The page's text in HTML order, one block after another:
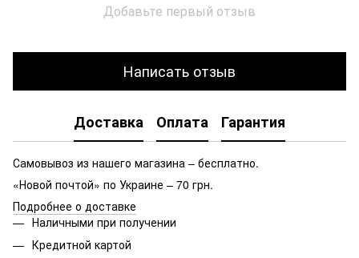
Добавьте первый отзыв
Написать отзыв
Доставка Оплата Гарантия
Самовывоз из нашего магазина – бесплатно.
«Новой почтой» по Украине – 70 грн.
Подробнее о доставке
Наличными при получении
Кредитной картой